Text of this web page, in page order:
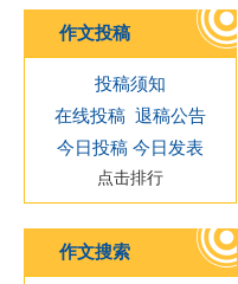
作文投稿
投稿须知
在线投稿 退稿公告
今日投稿 今日发表
点击排行
作文搜索